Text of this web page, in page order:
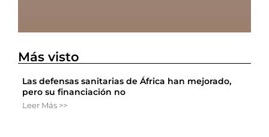
Más visto
Las defensas sanitarias de África han mejorado,
pero su financiación no
Leer Más >>